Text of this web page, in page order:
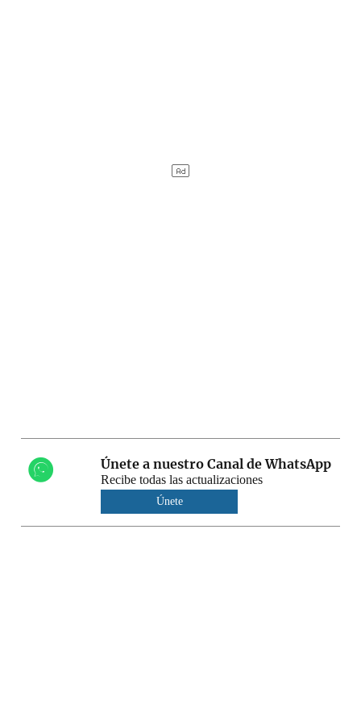
Únete a nuestro Canal de WhatsApp
Recibe todas las actualizaciones
Únete